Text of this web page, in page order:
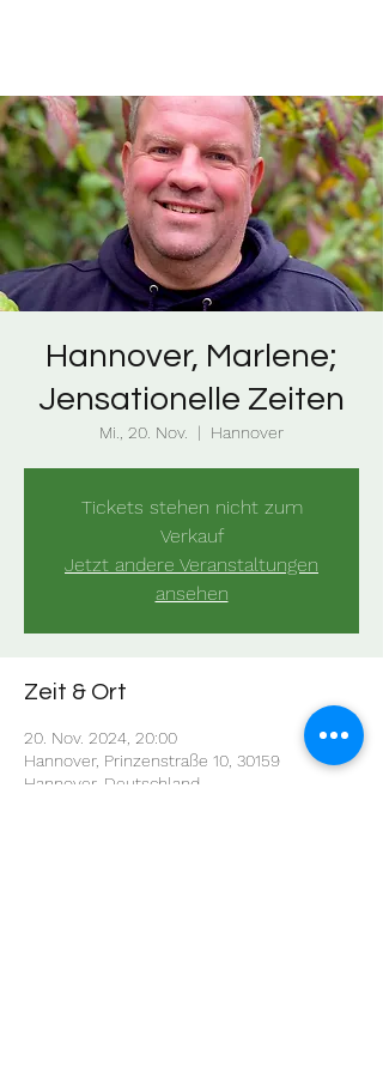
Hannover, Marlene;
Jensationelle Zeiten
Mi., 20. Nov.
  |
Hannover
Tickets stehen nicht zum
Verkauf
Jetzt andere Veranstaltungen
ansehen
Zeit & Ort
20. Nov. 2024, 20:00
Hannover, Prinzenstraße 10, 30159
Hannover, Deutschland